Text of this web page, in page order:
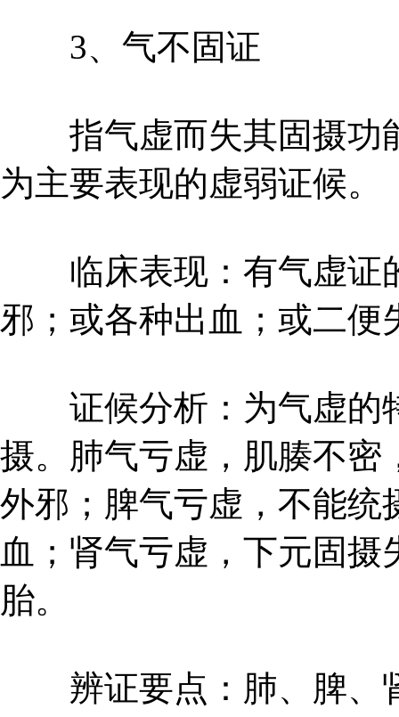
3、气不固证
指气虚而失其固摄功
为主要表现的虚弱证候。
临床表现：有气虚证
邪；或各种出血；或二便
证候分析：为气虚的
摄。肺气亏虚，肌腠不密
外邪；脾气亏虚，不能统
血；肾气亏虚，下元固
胎。
辨证要点：肺、脾、